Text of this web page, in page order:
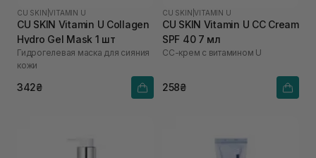
CU SKIN |VITAMIN U
CU SKIN Vitamin U Collagen
Hydro Gel Mask 1 шт
Гидрогелевая маска для сияния
кожи
342₴
CU SKIN |VITAMIN U
CU SKIN Vitamin U CC Cream
SPF 40 7 мл
СС-крем с витамином U
258₴